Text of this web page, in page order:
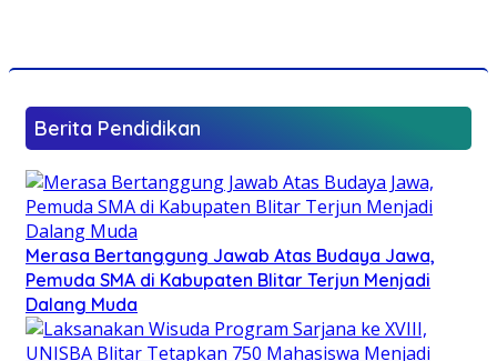
Berita Pendidikan
Merasa Bertanggung Jawab Atas Budaya Jawa,
Pemuda SMA di Kabupaten Blitar Terjun Menjadi
Dalang Muda